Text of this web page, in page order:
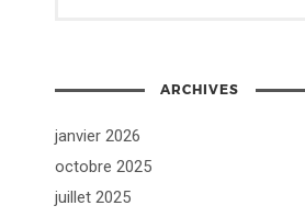
ARCHIVES
janvier 2026
octobre 2025
juillet 2025